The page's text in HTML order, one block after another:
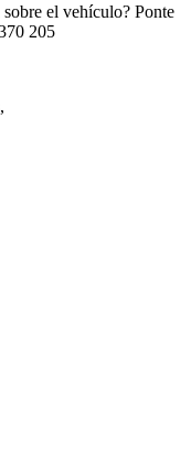
el vehículo? Ponte
205